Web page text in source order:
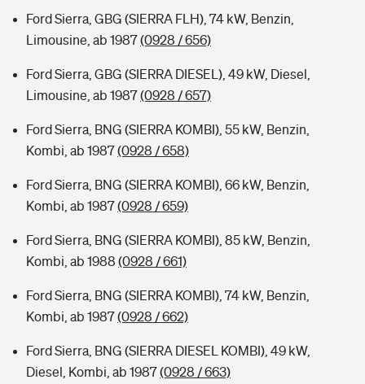
Ford Sierra, GBG (SIERRA FLH), 74 kW, Benzin,
Limousine, ab 1987(0928 / 656)
Ford Sierra, GBG (SIERRA DIESEL), 49 kW, Diesel,
Limousine, ab 1987(0928 / 657)
Ford Sierra, BNG (SIERRA KOMBI), 55 kW, Benzin,
Kombi, ab 1987(0928 / 658)
Ford Sierra, BNG (SIERRA KOMBI), 66 kW, Benzin,
Kombi, ab 1987(0928 / 659)
Ford Sierra, BNG (SIERRA KOMBI), 85 kW, Benzin,
Kombi, ab 1988 (0928 / 661)
Ford Sierra, BNG (SIERRA KOMBI), 74 kW, Benzin,
Kombi, ab 1987(0928 / 662)
Ford Sierra, BNG (SIERRA DIESEL KOMBI), 49 kW,
Diesel, Kombi, ab 1987(0928 / 663)